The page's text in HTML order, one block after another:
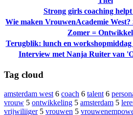
Strong girls coaching
Wie maken VrouwenAcademie
Zomer =
Terugblik: lunch en workshopmiddag
Interview met Nanja Ruiter van
Tag cloud
amsterdam west 6 coach 6 talent 6
vrouw 5 ontwikkeling 5 amsterdam 5
vrijwiliiger 5 vrouwen 5